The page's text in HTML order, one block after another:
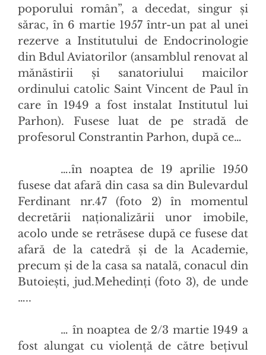
poporului român”, a decedat, singur și
sărac, în 6 martie 1957 într-un pat al unei
rezerve a Institutului de Endocrinologie
din Bdul Aviatorilor (ansamblul renovat al
mănăstirii și sanatoriului maicilor
ordinului catolic Saint Vincent de Paul în
care în 1949 a fost instalat Institutul lui
Parhon). Fusese luat de pe stradă de
profesorul Constrantin Parhon, după ce…
….în noaptea de 19 aprilie 1950
fusese dat afară din casa sa din Bulevardul
Ferdinant nr.47 (foto 2) în momentul
decretării naționalizării unor imobile,
acolo unde se retrăsese după ce fusese dat
afară de la catedră și de la Academie,
precum și de la casa sa natală, conacul din
Butoiești, jud.Mehedinți (foto 3), de unde
…..
… în noaptea de 2/3 martie 1949 a
fost alungat cu violență de către bețivul